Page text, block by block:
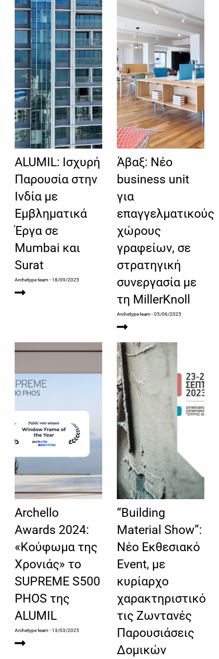
ALUMIL: Ισχυρή
Παρουσία στην
Ινδία με
Εμβληματικά
Έργα σε
Mumbai και
Surat
Archetype team- 18/09/2025
Άβαξ: Νέο
business unit
για
επαγγελματικούς
χώρους
γραφείων, σε
στρατηγική
συνεργασία με
τη MillerKnoll
Archetype team- 05/06/2025
Archello
Awards 2024:
«Κούφωμα της
Χρονιάς» το
SUPREME S500
PHOS της
ALUMIL
Archetype team- 13/03/2025
“Building
Material Show”:
Νέο Εκθεσιακό
Event, με
κυρίαρχο
χαρακτηριστικό
τις Ζωντανές
Παρουσιάσεις
Δομικών